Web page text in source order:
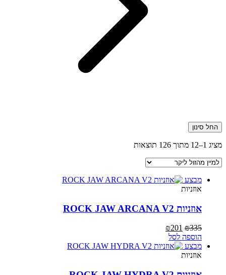
החל סינון
מציג 1–12 מתוך 126 תוצאות
ליקר
מבצע
אוזניות
אוזניות ROCK JAW ARCANA V2
₪335
המחיר
המקורי
היה:
₪335.
₪201
הוא:
הוספה לסל
מבצע
אוזניות